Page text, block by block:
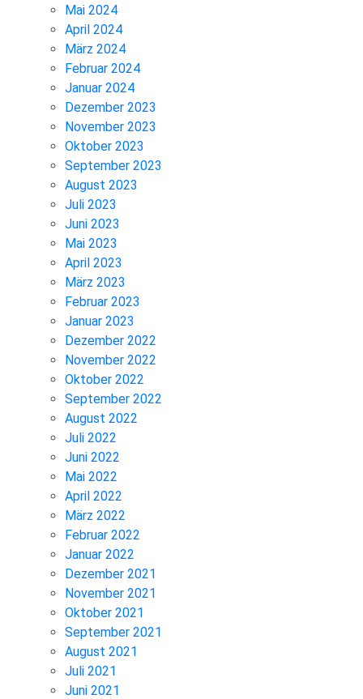
Mai 2024
April 2024
März 2024
Februar 2024
Januar 2024
Dezember 2023
November 2023
Oktober 2023
September 2023
August 2023
Juli 2023
Juni 2023
Mai 2023
April 2023
März 2023
Februar 2023
Januar 2023
Dezember 2022
November 2022
Oktober 2022
September 2022
August 2022
Juli 2022
Juni 2022
Mai 2022
April 2022
März 2022
Februar 2022
Januar 2022
Dezember 2021
November 2021
Oktober 2021
September 2021
August 2021
Juli 2021
Juni 2021